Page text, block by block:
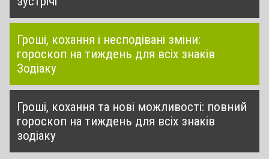
Гроші, кохання і несподівані зміни:
гороскоп на тиждень для всіх знаків
Зодіаку
Гроші, кохання та нові можливості: повний
гороскоп на тиждень для всіх знаків
зодіаку